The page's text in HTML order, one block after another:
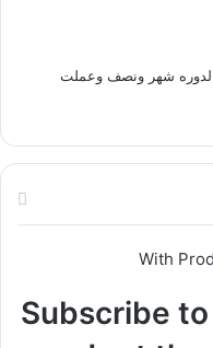
الدوره شهر ونصف وعملت
With
Subscribe